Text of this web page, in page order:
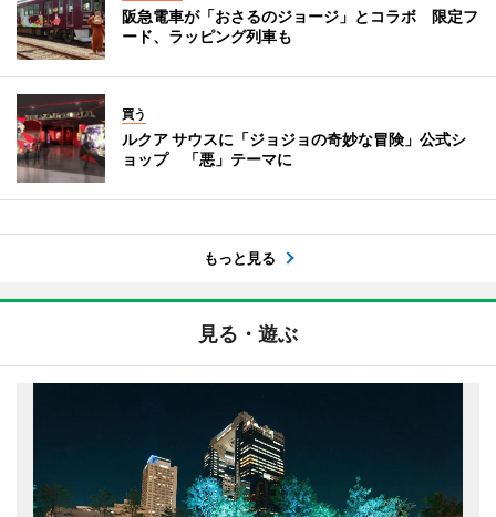
阪急電車が「おさるのジョージ」とコラボ 限定フ
ード、ラッピング列車も
買う
ルクア サウスに「ジョジョの奇妙な冒険」公式シ
ョップ 「悪」テーマに
もっと見る
見る・遊ぶ